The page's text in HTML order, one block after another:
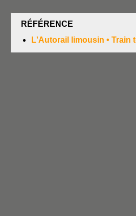
RÉFÉRENCE
L'Autorail limousin • Train